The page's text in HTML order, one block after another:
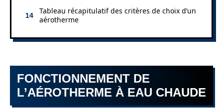
Tableau récapitulatif des critères de choix d’un
aérotherme
FONCTIONNEMENT DE
L’AÉROTHERME À EAU CHAUDE